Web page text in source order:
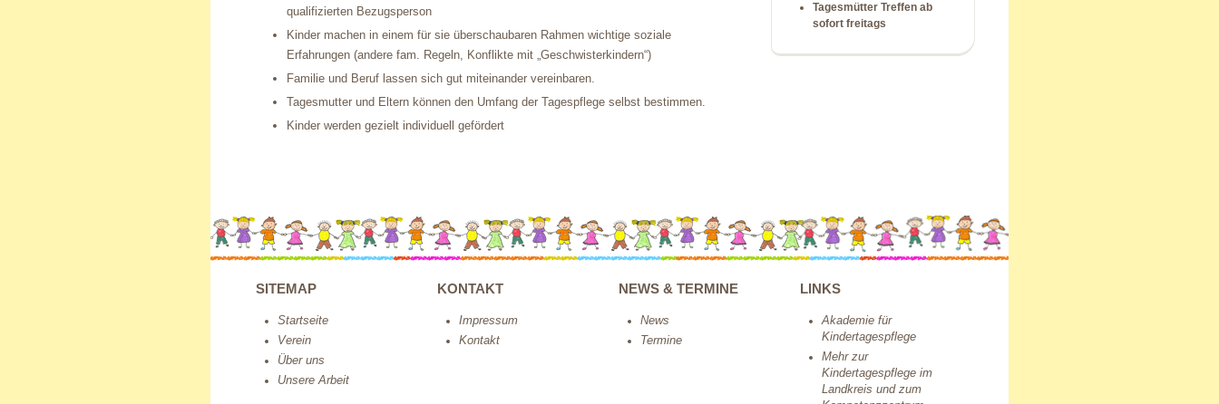
qualifizierten Bezugsperson
Kinder machen in einem für sie überschaubaren Rahmen wichtige soziale
Erfahrungen (andere fam. Regeln, Konflikte mit „Geschwisterkindern“)
Familie und Beruf lassen sich gut miteinander vereinbaren.
Tagesmutter und Eltern können den Umfang der Tagespflege selbst bestimmen.
Kinder werden gezielt individuell gefördert
Tagesmütter Treffen ab
sofort freitags
SITEMAP
Startseite
Verein
Über uns
Unsere Arbeit
KONTAKT
Impressum
Kontakt
NEWS & TERMINE
News
Termine
LINKS
Akademie für
Kindertagespflege
Mehr zur
Kindertagespflege im
Landkreis und zum